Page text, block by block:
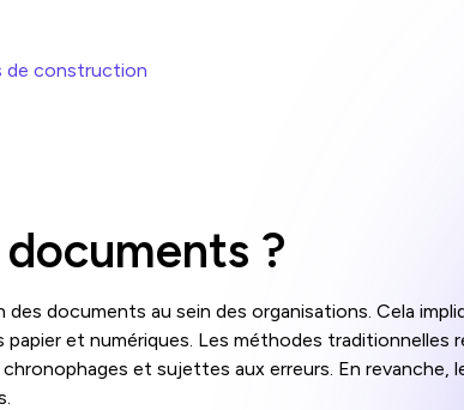
de construction
?
documents au sein des organisations. Cela
et numériques. Les méthodes traditionnelles
et sujettes aux erreurs. En revanche,